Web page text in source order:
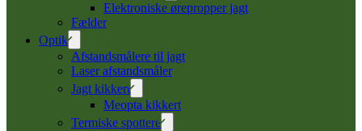
Elektroniske ørepropper jagt
Fælder
Optik
Afstandsmålere til jagt
Laser afstandsmåler
Jagt kikkert
Meopta kikkert
Termiske spottere